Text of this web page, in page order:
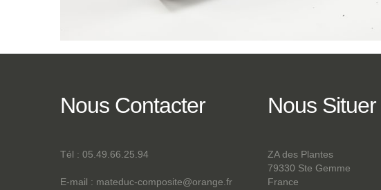
Nous Contacter
Tél : 05.49.66.25.94
E-mail : mateduc-composite@orange.fr
Nous Situer
ZA des Plantes
79330 Ste Gemme
France